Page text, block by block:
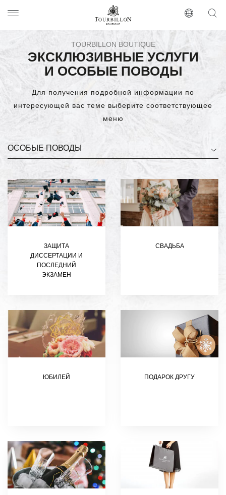
https://www.tourbillon.com/ru
TOURBILLON BOUTIQUE
ЭКСКЛЮЗИВНЫЕ УСЛУГИ
И ОСОБЫЕ ПОВОДЫ
Для получения подробной информации по
интересующей вас теме выберите соответствующее
меню
Services
ЗАЩИТА
ДИССЕРТАЦИИ И
ПОСЛЕДНИЙ
ЭКЗАМЕН
СВАДЬБА
ЮБИЛЕЙ ПОДАРОК ДРУГУ